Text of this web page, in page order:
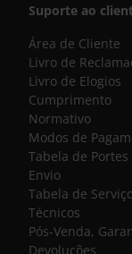
Suporte ao
Área de Cliente
Livro de
Livro de Elogios
Cumprimento
Normativo
Modos de
Tabela de Portes
Envio
Tabela de
Técnicos
Pós-Venda,
Devoluções